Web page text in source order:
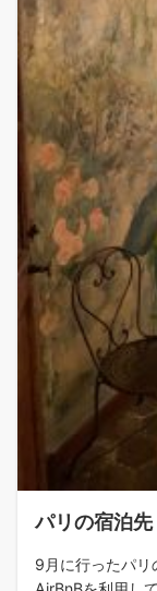
パリの宿泊先
9月に行ったパリ